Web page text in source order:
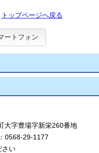
トップページへ戻る
ートフォン
字豊場字新栄260番地
0568-29-1177
さい